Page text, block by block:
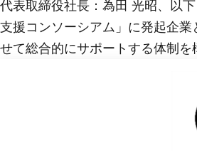
代表取締役社長：為田 光昭、以
支援コンソーシアム」に発起企
せて総合的にサポートする体制を